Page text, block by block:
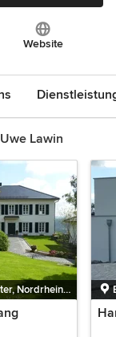
Website
Lawin
Nordrhein-